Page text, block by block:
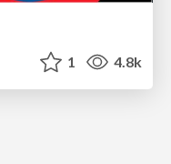
1 4.8k